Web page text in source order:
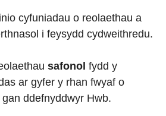
cyfuniadau o reolaethau a
i feysydd cydweithredu.
safonol fydd y
ar gyfer y rhan fwyaf o
ddefnyddwyr Hwb.